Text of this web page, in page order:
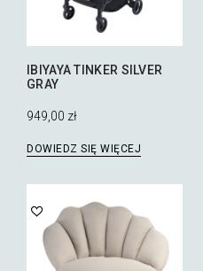
IBIYAYA TINKER SILVER
GRAY
949,00 zł
DOWIEDZ SIĘ WIĘCEJ